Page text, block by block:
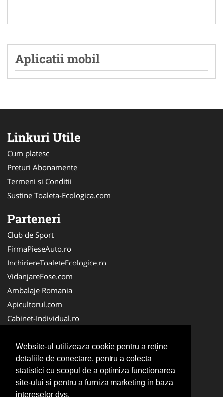
Website-ul utilizeaza cookie pentru a reţine
detaliile de conectare, pentru a colecta
statistici cu scopul de a optimiza functionarea
site-ului si pentru a furniza marketing in baza
intereselor dvs.
Aplicatii mobil
Linkuri Utile
Cum platesc
Preturi Abonamente
Termeni si Conditii
Sustine Toaleta-Ecologica.com
Parteneri
Club de Sport
FirmaPieseAuto.ro
InchiriereToaleteEcologice.ro
VidanjareFose.com
Ambalaje Romania
Apicultorul.com
Cabinet-Individual.ro
ConstructiiHaleMetalice.ro
FirmaDeratizare.ro
InstructorScoalaAuto.ro
SalonFrizerieCanina.com